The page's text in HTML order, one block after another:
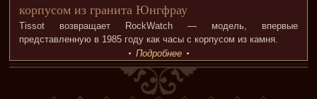
корпусом из гранита Юнгфрау
Tissot возвращает RockWatch — модель, впервые
представленную в 1985 году как часы с корпусом из камня.
Подробнее